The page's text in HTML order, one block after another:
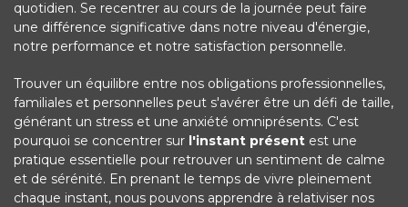
quotidien. Se recentrer au cours de la journée peut faire
une différence significative dans notre niveau d'énergie,
notre performance et notre satisfaction personnelle.
Trouver un équilibre entre nos obligations professionnelles,
familiales et personnelles peut s'avérer être un défi de taille,
générant un stress et une anxiété omniprésents. C'est
pourquoi se concentrer sur l'instant présent est une
pratique essentielle pour retrouver un sentiment de calme
et de sérénité. En prenant le temps de vivre pleinement
chaque instant, nous pouvons apprendre à relativiser nos